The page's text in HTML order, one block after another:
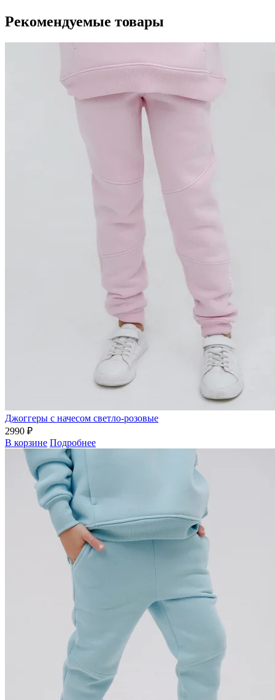
Рекомендуемые товары
Джоггеры с начесом светло-розовые
2990 ₽
В корзине Подробнее